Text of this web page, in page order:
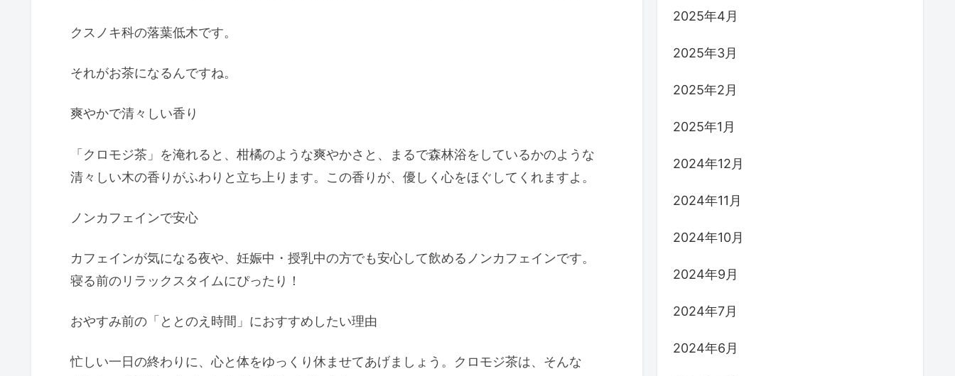
クスノキ科の落葉低木です。
それがお茶になるんですね。
爽やかで清々しい香り
「クロモジ茶」を淹れると、柑橘のような爽やかさと、
まるで森林浴をしているかのような
清々しい木の香りがふわりと立ち上ります。この香りが、優しく心をほぐしてくれますよ。
ノンカフェインで安心
カフェインが気になる夜や、妊娠中・ 授乳中の方でも安心して飲めるノンカフェインです。
寝る前のリラックスタイムにぴったり！
おやすみ前の「ととのえ時間」におすすめしたい理由
忙しい一日の終わりに、心と体をゆっくり休ませてあげましょう。 クロモジ茶は、そんな
2025年4月
2025年3月
2025年2月
2025年1月
2024年12月
2024年11月
2024年10月
2024年9月
2024年7月
2024年6月